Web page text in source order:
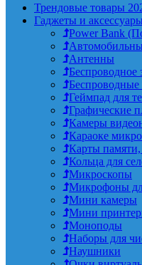
Трендовые товары
Гаджеты и аксессуары
Power Bank
Антенны
Беспроводное
Геймпад для
Графические
Камеры
Караоке
Карты
Кольца для
Микроскопы
Микрофоны
Мини камеры
Мини
Моноподы
Наборы для
Наушники